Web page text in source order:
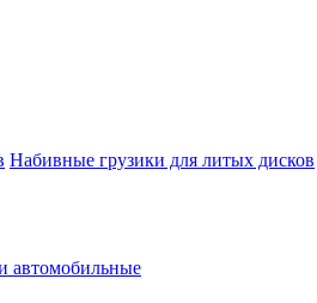
Набивные грузики для литых дисков
автомобильные